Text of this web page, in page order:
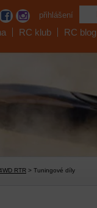
přihlášení
RC klub RC blog
RTR > Tuningové díly